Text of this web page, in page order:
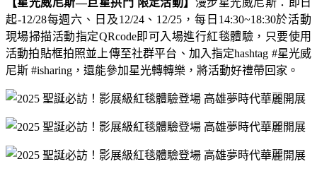
起-12/28每週六、日及12/24、 12/25 ，每日 14:30~18:30於活動
現場掃描活動指定QRcode即可入場進行紅毯體驗，只要使用
活動拍貼框拍照並上傳至社群平台、加入指定hashtag #星光威
尼斯 #isharing ，還能參加星光轉轉樂，將活動好禮帶回家。